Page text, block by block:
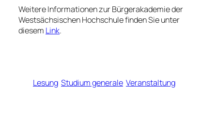
Weitere Informationen zur Bürgerakademie der
Westsächsischen Hochschule finden Sie unter
diesem Link.
Lesung Studium generale Veranstaltung